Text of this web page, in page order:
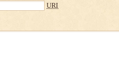
URI